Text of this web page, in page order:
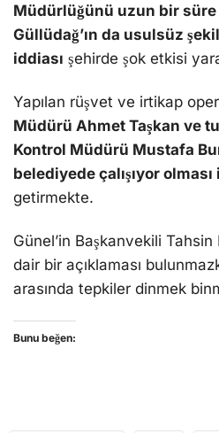
Müdürlüğünü uzun bir
Güllüdağ’ın da usulsüz
iddiası şehirde şok etkisi
Yapılan rüşvet ve irtikap
Müdürü Ahmet Taşkan ve
Kontrol Müdürü Mustafa
belediyede çalışıyor olması
getirmekte.
Günel’in Başkanvekili Tahsin
dair bir açıklaması
arasında tepkiler dinmek
Bunu beğen: